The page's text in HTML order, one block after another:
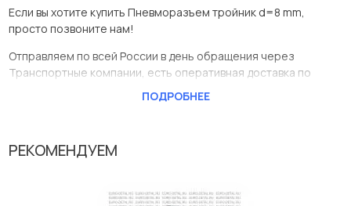
Если вы хотите купить Пневморазъем тройник d=8 mm,
просто позвоните нам!
Отправляем по всей России в день обращения через
Транспортные компании, есть оперативная доставка по
У данной детали есть аналоги с номерами, убедитесь сами.
ПОДРОБНЕЕ
РЕКОМЕНДУЕМ